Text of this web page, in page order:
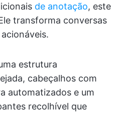
de anotação, este
transforma conversas
estrutura
cabeçalhos com
automatizados e um
recolhível que